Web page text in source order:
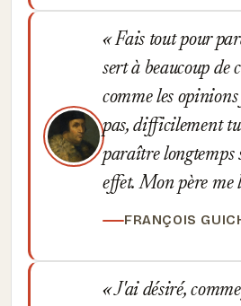
Fais tout pour
sert à beaucoup de
comme les
pas, difficilement
paraître longtemps
effet. Mon père me
FRANÇOIS
J'ai désiré,